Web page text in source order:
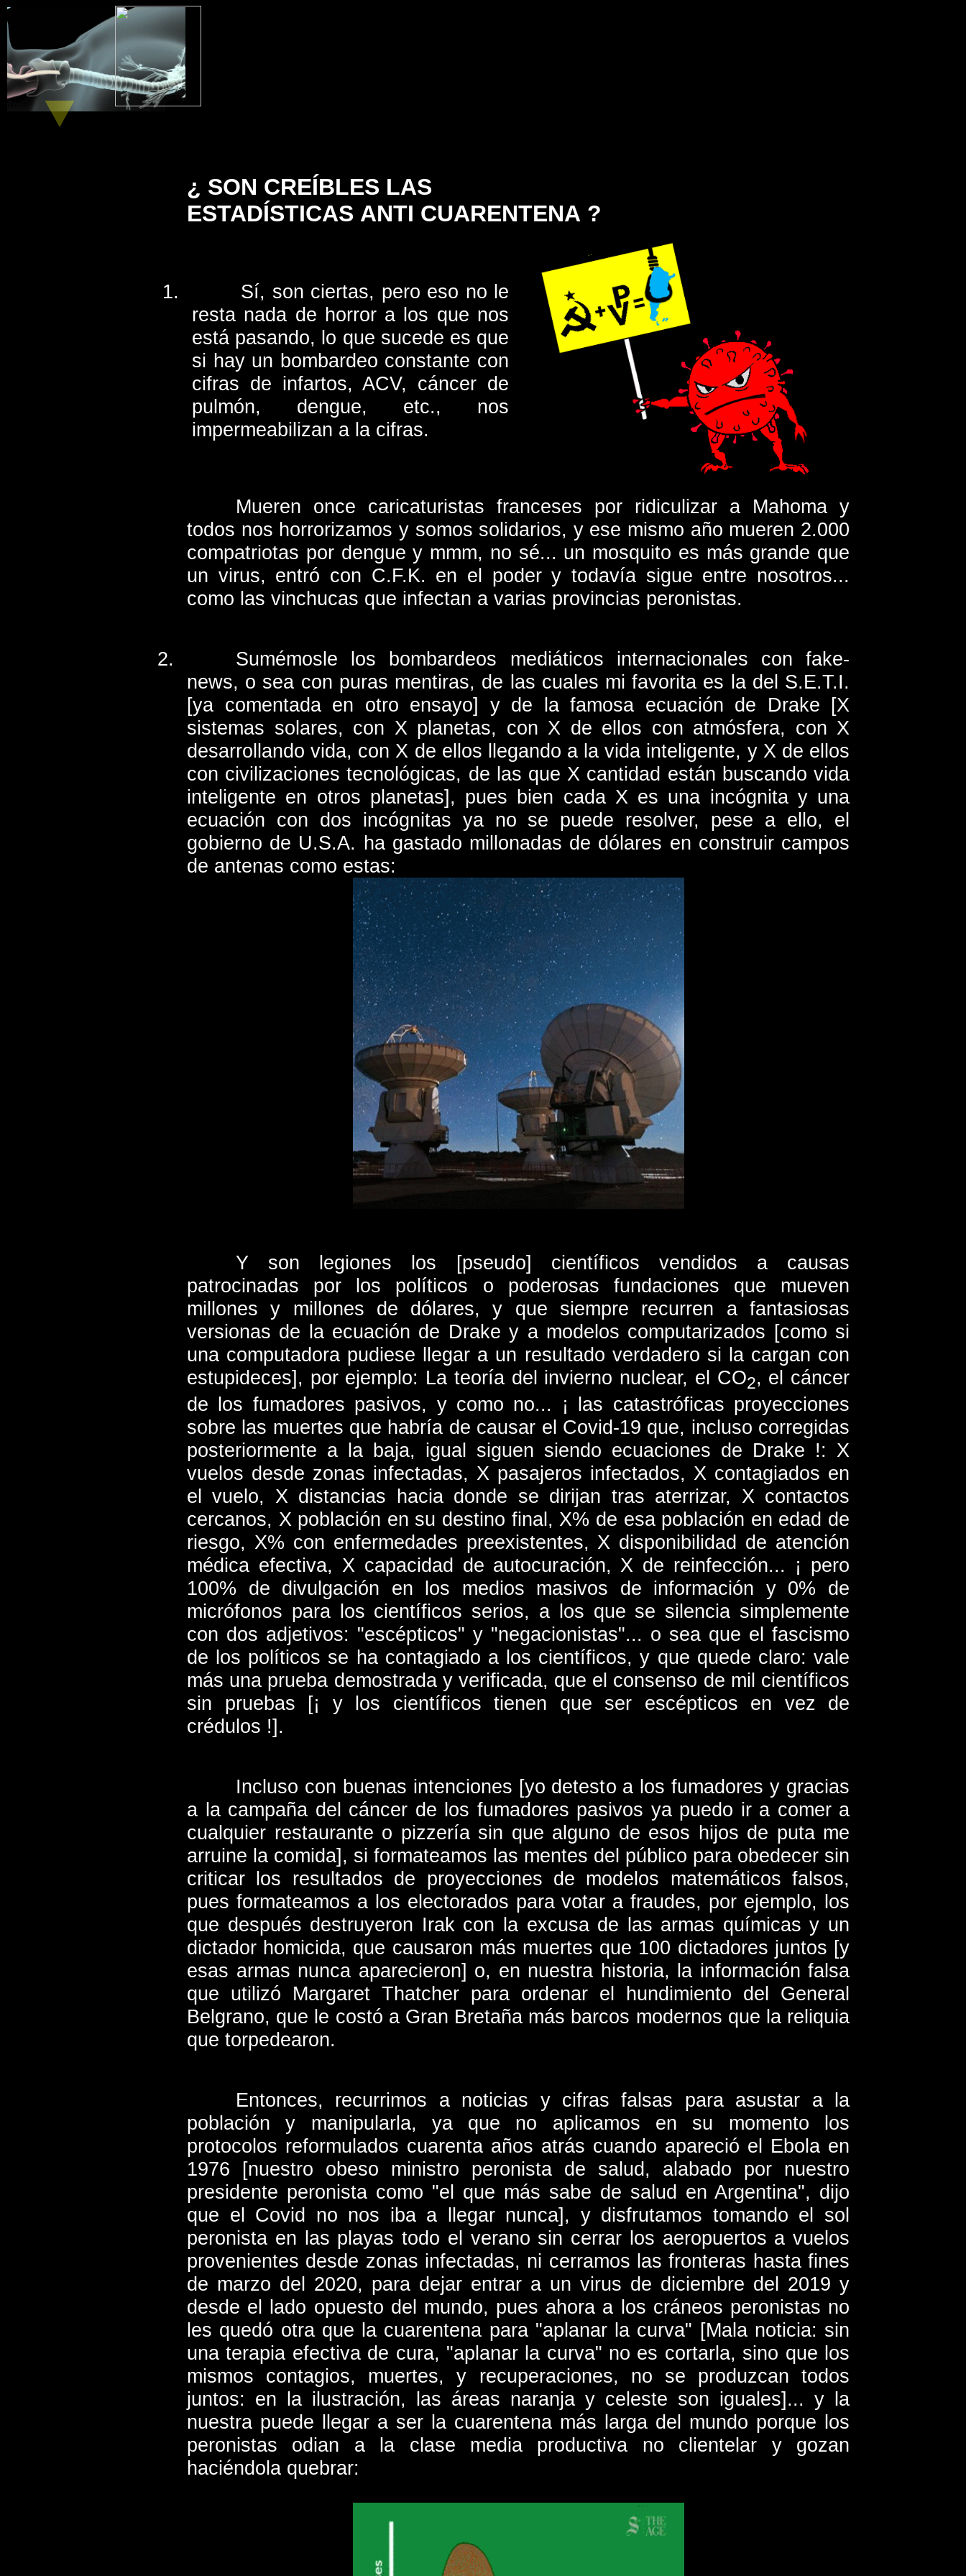
¿ SON CREÍBLES LAS
ESTADÍSTICAS ANTI CUARENTENA ?
Sí, son ciertas, pero eso no le
resta nada de horror a los que nos
está pasando, lo que sucede es que
si hay un bombardeo constante con
cifras de infartos, ACV, cáncer de
pulmón, dengue, etc., nos
impermeabilizan a la cifras.
Mueren once caricaturistas franceses por ridiculizar a Mahoma y
todos nos horrorizamos y somos solidarios, y ese mismo año mueren 2.000
compatriotas por dengue y mmm, no sé... un mosquito es más grande que
un virus, entró con C.F.K. en el poder y todavía sigue entre nosotros...
como las vinchucas que infectan a varias provincias peronistas.
Sumémosle los bombardeos mediáticos internacionales con fake-
news, o sea con puras mentiras, de las cuales mi favorita es la del S.E.T.I.
[ya comentada en otro ensayo] y de la famosa ecuación de Drake [X
sistemas solares, con X planetas, con X de ellos con atmósfera, con X
desarrollando vida, con X de ellos llegando a la vida inteligente, y X de ellos
con civilizaciones tecnológicas, de las que X cantidad están buscando vida
inteligente en otros planetas], pues bien cada X es una incógnita y una
ecuación con dos incógnitas ya no se puede resolver, pese a ello, el
gobierno de U.S.A. ha gastado millonadas de dólares en construir campos
de antenas como estas:
Y son legiones los [pseudo] científicos vendidos a causas
patrocinadas por los políticos o poderosas fundaciones que mueven
millones y millones de dólares, y que siempre recurren a fantasiosas
versionas de la ecuación de Drake y a modelos computarizados [como si
una computadora pudiese llegar a un resultado verdadero si la cargan con
estupideces], por ejemplo: La teoría del invierno nuclear, el CO2, el cáncer
de los fumadores pasivos, y como no... ¡ las catastróficas proyecciones
sobre las muertes que habría de causar el Covid-19 que, incluso corregidas
posteriormente a la baja, igual siguen siendo ecuaciones de Drake !: X
vuelos desde zonas infectadas, X pasajeros infectados, X contagiados en
el vuelo, X distancias hacia donde se dirijan tras aterrizar, X contactos
cercanos, X población en su destino final, X% de esa población en edad de
riesgo, X% con enfermedades preexistentes, X disponibilidad de atención
médica efectiva, X capacidad de autocuración, X de reinfección... ¡ pero
100% de divulgación en los medios masivos de información y 0% de
micrófonos para los científicos serios, a los que se silencia simplemente
con dos adjetivos: "escépticos" y "negacionistas"... o sea que el fascismo
de los políticos se ha contagiado a los científicos, y que quede claro: vale
más una prueba demostrada y verificada, que el consenso de mil científicos
sin pruebas [¡ y los científicos tienen que ser escépticos en vez de
crédulos !].
Incluso con buenas intenciones [yo detesto a los fumadores y gracias
a la campaña del cáncer de los fumadores pasivos ya puedo ir a comer a
cualquier restaurante o pizzería sin que alguno de esos hijos de puta me
arruine la comida], si formateamos las mentes del público para obedecer sin
criticar los resultados de proyecciones de modelos matemáticos falsos,
pues formateamos a los electorados para votar a fraudes, por ejemplo, los
que después destruyeron Irak con la excusa de las armas químicas y un
dictador homicida, que causaron más muertes que 100 dictadores juntos [y
esas armas nunca aparecieron] o, en nuestra historia, la información falsa
que utilizó Margaret Thatcher para ordenar el hundimiento del General
Belgrano, que le costó a Gran Bretaña más barcos modernos que la reliquia
que torpedearon.
Entonces, recurrimos a noticias y cifras falsas para asustar a la
población y manipularla, ya que no aplicamos en su momento los
protocolos reformulados cuarenta años atrás cuando apareció el Ebola en
1976 [nuestro obeso ministro peronista de salud, alabado por nuestro
presidente peronista como "el que más sabe de salud en Argentina", dijo
que el Covid no nos iba a llegar nunca], y disfrutamos tomando el sol
peronista en las playas todo el verano sin cerrar los aeropuertos a vuelos
provenientes desde zonas infectadas, ni cerramos las fronteras hasta fines
de marzo del 2020, para dejar entrar a un virus de diciembre del 2019 y
desde el lado opuesto del mundo, pues ahora a los cráneos peronistas no
les quedó otra que la cuarentena para "aplanar la curva" [Mala noticia: sin
una terapia efectiva de cura, "aplanar la curva" no es cortarla, sino que los
mismos contagios, muertes, y recuperaciones, no se produzcan todos
juntos: en la ilustración, las áreas naranja y celeste son iguales]... y la
nuestra puede llegar a ser la cuarentena más larga del mundo porque los
peronistas odian a la clase media productiva no clientelar y gozan
haciéndola quebrar: